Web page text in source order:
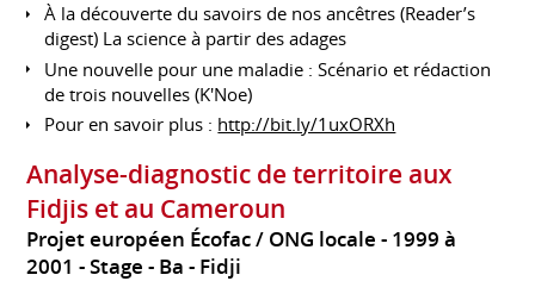
À la découverte du savoirs de nos ancêtres (Reader’s
digest) La science à partir des adages
Une nouvelle pour une maladie : Scénario et rédaction
de trois nouvelles (K'Noe)
Pour en savoir plus : http://bit.ly/1uxORXh
Analyse-diagnostic de territoire aux
Fidjis et au Cameroun
Projet européen Écofac / ONG locale
1999 à
2001 Stage Ba Fidji